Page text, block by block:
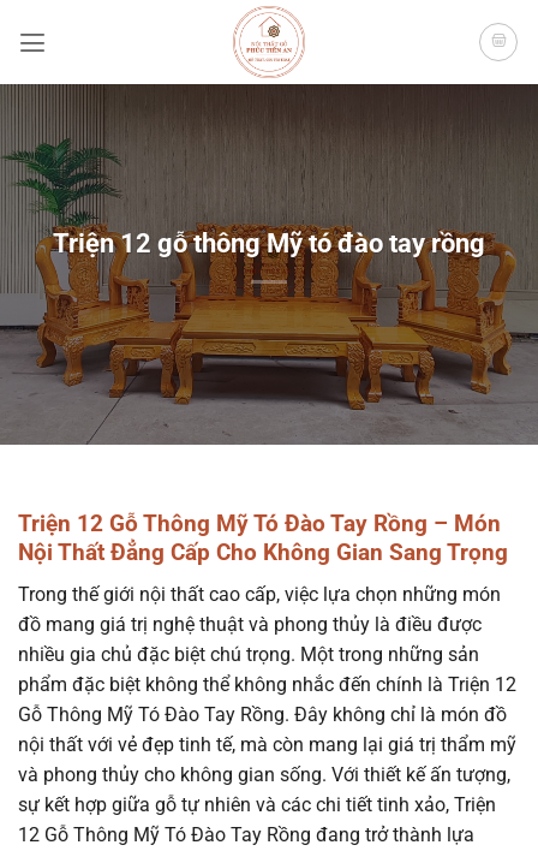
qua
Triện 12 gỗ thông Mỹ tó đào tay rồng
Triện 12 Gỗ Thông Mỹ Tó Đào Tay Rồng – Món
Nội Thất Đẳng Cấp Cho Không Gian Sang Trọng
Trong thế giới nội thất cao cấp, việc lựa chọn những món
đồ mang giá trị nghệ thuật và phong thủy là điều được
nhiều gia chủ đặc biệt chú trọng. Một trong những sản
phẩm đặc biệt không thể không nhắc đến chính là Triện 12
Gỗ Thông Mỹ Tó Đào Tay Rồng. Đây không chỉ là món đồ
nội thất với vẻ đẹp tinh tế, mà còn mang lại giá trị thẩm mỹ
và phong thủy cho không gian sống. Với thiết kế ấn tượng,
sự kết hợp giữa gỗ tự nhiên và các chi tiết tinh xảo, Triện
12 Gỗ Thông Mỹ Tó Đào Tay Rồng đang trở thành lựa